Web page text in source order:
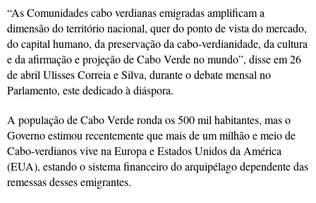
“As Comunidades cabo verdianas emigradas amplificam a
dimensão do território nacional, quer do ponto de vista do mercado,
do capital humano, da preservação da cabo-verdianidade, da cultura
e da afirmação e projeção de Cabo Verde no mundo”, disse em 26
de abril Ulisses Correia e Silva, durante o debate mensal no
Parlamento, este dedicado à diáspora.
A população de Cabo Verde ronda os 500 mil habitantes, mas o
Governo estimou recentemente que mais de um milhão e meio de
Cabo-verdianos vive na Europa e Estados Unidos da América
(EUA), estando o sistema financeiro do arquipélago dependente das
remessas desses emigrantes.